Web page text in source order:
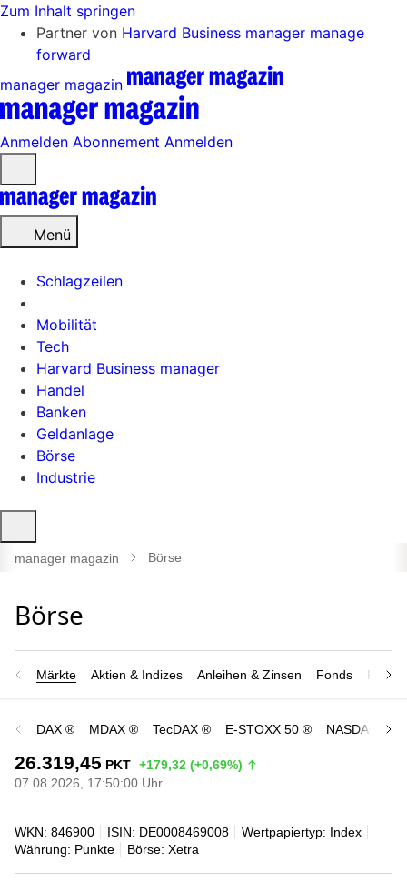
Zum Inhalt springen
Partner von Harvard Business manager manage
forward
manager magazin
Anmelden Abonnement Anmelden
öffnen
Menü
Schlagzeilen
Mobilität
Tech
Harvard Business manager
Handel
Banken
Geldanlage
Börse
Industrie
öffnen
manager magazin Börse
Märkte Aktien & Indizes Anleihen & Zinsen Fonds
DAX ® MDAX ® TecDAX ® E-STOXX 50 ® NASDAQ 100
26.319,45 PKT +179,32 (+0,69%)
07.08.2026, 17:50:00 Uhr
WKN: 846900 ISIN: DE0008469008
Wertpapiertyp: Index
Währung: Punkte
Börse: Xetra